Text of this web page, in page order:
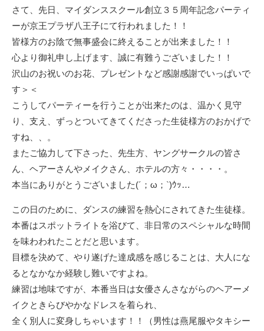
さて、先日、マイダンススクール創立３５周年記念パーティ
ーが京王プラザ八王子にて行われました！！
皆様方のお陰で無事盛会に終えることが出来ました！！
心より御礼申し上げます、誠に有難うございました！！
沢山のお祝いのお花、プレゼントなど感謝感謝でいっぱいで
す＞＜
こうしてパーティーを行うことが出来たのは、温かく見守
り、支え、ずっとついてきてくださった生徒様方のおかげで
すね、、。
またご協力して下さった、先生方、ヤングサークルの皆さ
ん、ヘアーさんやメイクさん、ホテルの方々・・・・。
本当にありがとうございました(´；ω；`)ｳｯ…
この日のために、ダンスの練習を熱心にされてきた生徒様。
本番はスポットライトを浴びて、非日常のスペシャルな時間
を味わわれたことだと思います。
目標を決めて、やり遂げた達成感を感じることは、大人にな
るとなかなか経験し難いですよね。
練習は地味ですが、本番当日は女優さんさながらのヘアーメ
イクときらびやかなドレスを着られ、
全く別人に変身しちゃいます！！（男性は燕尾服やタキシー